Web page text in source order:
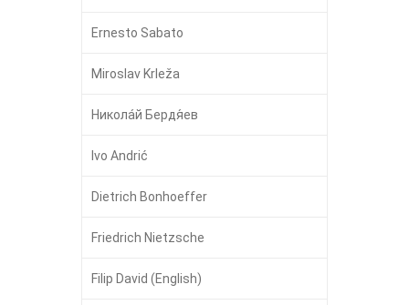
Ernesto Sabato
Miroslav Krleža
Никола́й Бердя́ев
Ivo Andrić
Dietrich Bonhoeffer
Friedrich Nietzsche
Filip David (English)